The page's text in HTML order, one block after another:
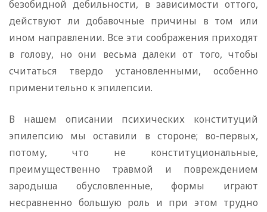
безобидной дебильности, в зависимости оттого,
действуют ли добавочные причины в том или
ином направлении. Все эти соображения приходят
в голову, но они весьма далеки от того, чтобы
считаться твердо установленными, особенно
применительно к эпилепсии.
В нашем описании психических конституций
эпилепсию мы оставили в стороне; во-первых,
потому, что не конституциональные,
преимущественно травмой и повреждением
зародыша обусловленные, формы играют
несравненно большую роль и при этом трудно